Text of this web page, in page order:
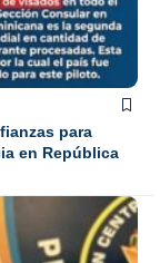
para
en República